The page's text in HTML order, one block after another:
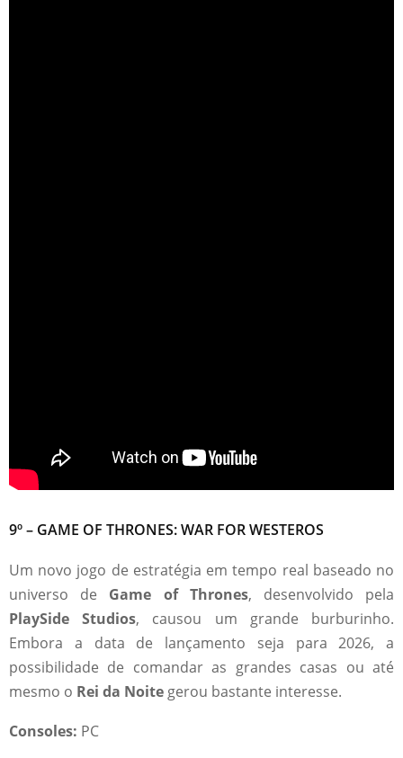
9º – GAME OF THRONES: WAR FOR WESTEROS
Um novo jogo de estratégia em tempo real baseado no
universo de Game of Thrones, desenvolvido pela
PlaySide Studios, causou um grande burburinho.
Embora a data de lançamento seja para 2026, a
possibilidade de comandar as grandes casas ou até
mesmo o Rei da Noite gerou bastante interesse.
Consoles: PC